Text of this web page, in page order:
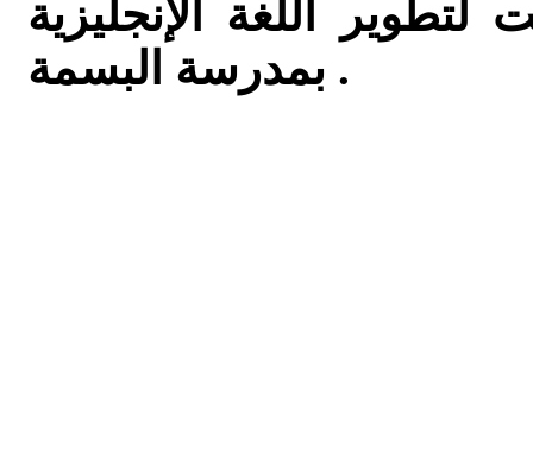
لتطوير اللغة الإنجليزية
بمدرسة البسمة .